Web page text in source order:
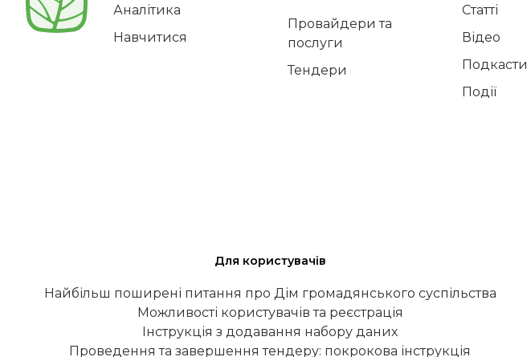
Аналітика
Навчитися
Провайдери та
послуги
Тендери
Статті
Відео
Подкасти
Події
Для користувачів
Найбільш поширені питання про Дім громадянського суспільства
Можливості користувачів та реєстрація
Інструкція з додавання набору даних
Проведення та завершення тендеру: покрокова інструкція